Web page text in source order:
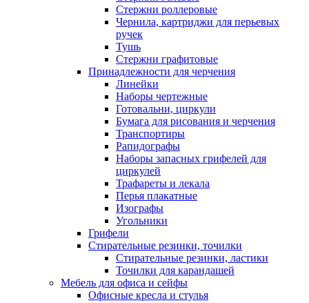
Стержни роллеровые
Чернила, картриджи для перьевых
ручек
Тушь
Стержни графитовые
Принадлежности для черчения
Линейки
Наборы чертежные
Готовальни, циркули
Бумага для рисования и черчения
Транспортиры
Рапидографы
Наборы запасных грифелей для
циркулей
Трафареты и лекала
Перья плакатные
Изографы
Угольники
Грифели
Стирательные резинки, точилки
Стирательные резинки, ластики
Точилки для карандашей
Мебель для офиса и сейфы
Офисные кресла и стулья